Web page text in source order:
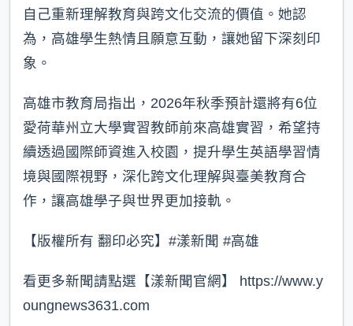
自己重新理解教育與跨文化交流的價值。她認
為，高雄學生熱情且願意互動，讓她留下深刻印
象。
高雄市教育局指出，2026年秋季預計還將有6位
愛荷華州立大學實習教師前來高雄實習，希望持
續透過國際師資進入校園，提升學生英語學習情
境與國際視野，深化跨文化理解與臺美教育合
作，讓高雄學子與世界更加接軌。
【版權所有 翻印必究】#漾新聞 #高雄
看更多新聞請點選【漾新聞官網】 https://www.y
oungnews3631.com⁠